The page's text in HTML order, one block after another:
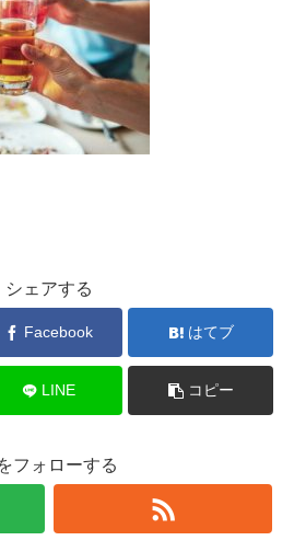
シェアする
Facebook はてブ
LINE コピー
フォローする